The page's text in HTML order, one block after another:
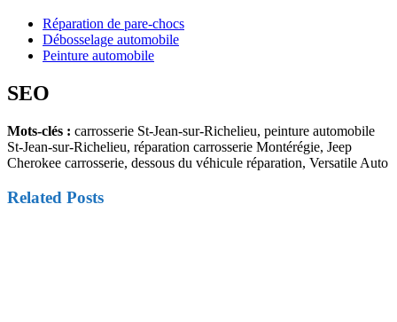
Réparation de pare-chocs
Débosselage automobile
Peinture automobile
SEO
Mots-clés : carrosserie St-Jean-sur-Richelieu, peinture automobile
St-Jean-sur-Richelieu, réparation carrosserie Montérégie, Jeep
Cherokee carrosserie, dessous du véhicule réparation, Versatile Auto
Related Posts